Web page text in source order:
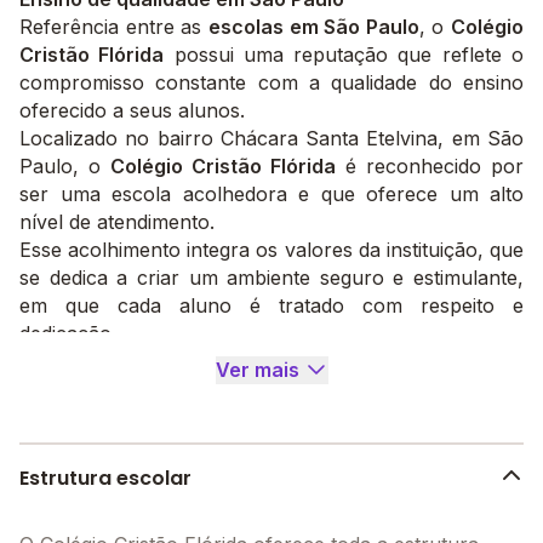
Referência entre as escolas em São Paulo, o Colégio
Cristão Flórida possui uma reputação que reflete o
compromisso constante com a qualidade do ensino
oferecido a seus alunos.
Localizado no bairro Chácara Santa Etelvina, em São
Paulo, o Colégio Cristão Flórida é reconhecido por
ser uma escola acolhedora e que oferece um alto
nível de atendimento.
Esse acolhimento integra os valores da instituição, que
se dedica a criar um ambiente seguro e estimulante,
em que cada aluno é tratado com respeito e
dedicação.
A proximidade com as famílias e o trabalho
integral dos estudantes.
Com esse direcionamento, voltado para uma
Ver mais
Estrutura escolar